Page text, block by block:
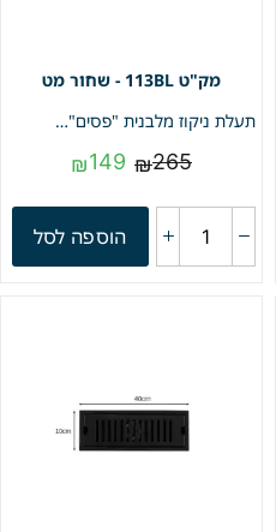
113BL - שחור מט
תעלת ניקוז מלבנית "פסים" | 10/20 | פטנט חוסם ריחות וחרקים | שחור מט | מק"ט 113BL
₪265
₪149
הוספה לסל